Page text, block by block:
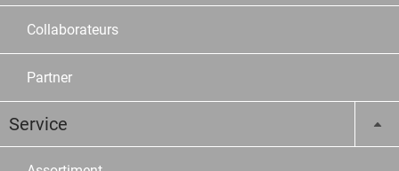
Collaborateurs
Partner
Service